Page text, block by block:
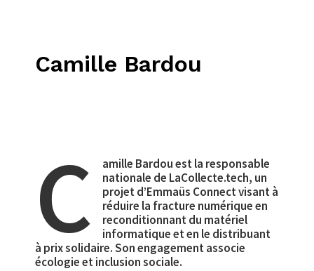
Camille Bardou
C
amille Bardou est la responsable
nationale de LaCollecte.tech, un
projet d’Emmaüs Connect visant à
réduire la fracture numérique en
reconditionnant du matériel
informatique et en le distribuant
à prix solidaire. Son engagement associe
écologie et inclusion sociale.